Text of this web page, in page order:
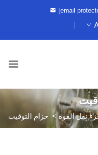
[email
نقل القوة > حزام التوقيت